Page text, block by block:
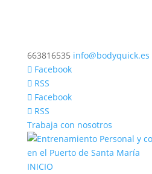
663816535 info@bodyquick.es
Facebook
RSS
Facebook
RSS
Trabaja con nosotros
INICIO